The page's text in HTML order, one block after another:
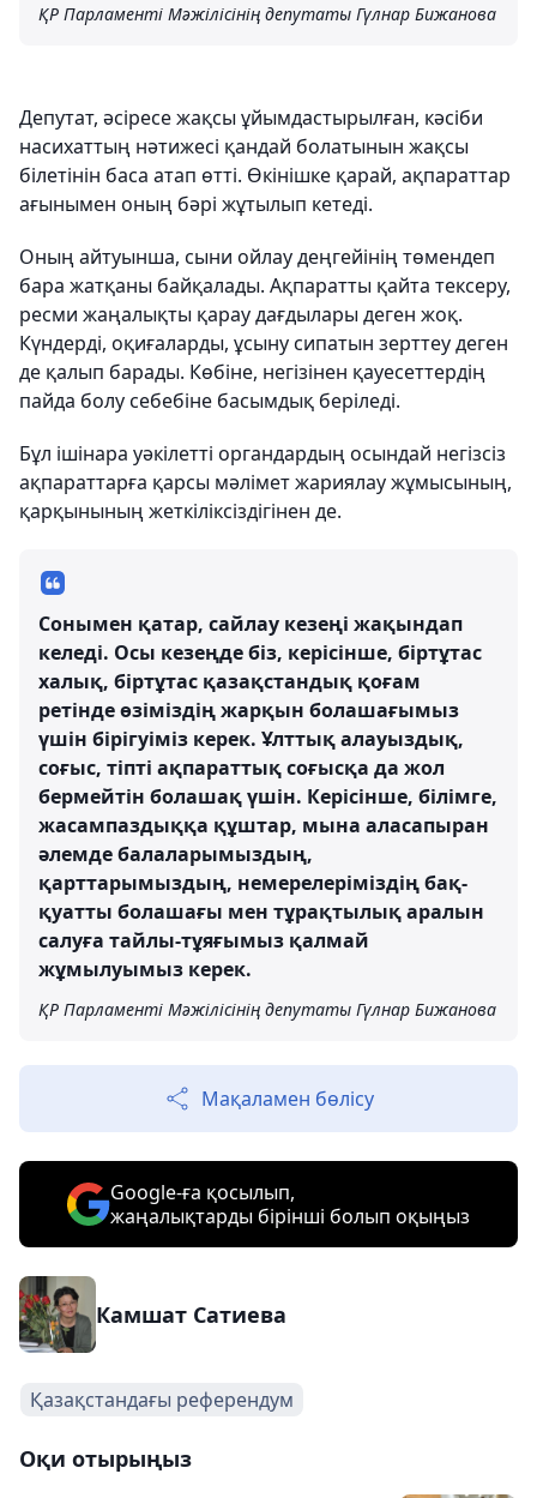
ҚР Парламенті Мәжілісінің депутаты Гүлнар Бижанова
Депутат, әсіресе жақсы ұйымдастырылған, кәсіби
насихаттың нәтижесі қандай болатынын жақсы
білетінін баса атап өтті. Өкінішке қарай, ақпараттар
ағынымен оның бәрі жұтылып кетеді.
Оның айтуынша, сыни ойлау деңгейінің төмендеп
бара жатқаны байқалады. Ақпаратты қайта тексеру,
ресми жаңалықты қарау дағдылары деген жоқ.
Күндерді, оқиғаларды, ұсыну сипатын зерттеу деген
де қалып барады. Көбіне, негізінен қауесеттердің
пайда болу себебіне басымдық беріледі.
Бұл ішінара уәкілетті органдардың осындай негізсіз
ақпараттарға қарсы мәлімет жариялау жұмысының,
қарқынының жеткіліксіздігінен де.
Сонымен қатар, сайлау кезеңі жақындап
келеді. Осы кезеңде біз, керісінше, біртұтас
халық, біртұтас қазақстандық қоғам
ретінде өзіміздің жарқын болашағымыз
үшін бірігуіміз керек. Ұлттық алауыздық,
соғыс, тіпті ақпараттық соғысқа да жол
бермейтін болашақ үшін. Керісінше, білімге,
жасампаздыққа құштар, мына аласапыран
әлемде балаларымыздың,
қарттарымыздың, немерелеріміздің бақ-
қуатты болашағы мен тұрақтылық аралын
салуға тайлы-тұяғымыз қалмай
жұмылуымыз керек.
ҚР Парламенті Мәжілісінің депутаты Гүлнар Бижанова
Мақаламен бөлісу
Google-ға қосылып,
жаңалықтарды бірінші болып оқыңыз
Камшат Сатиева
Қазақстандағы референдум
Оқи отырыңыз